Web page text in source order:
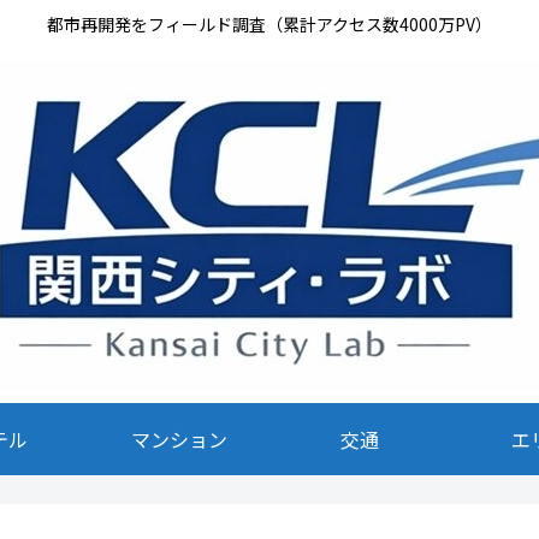
都市再開発をフィールド調査（累計アクセス数4000万PV）
ル マンション 交通 エ